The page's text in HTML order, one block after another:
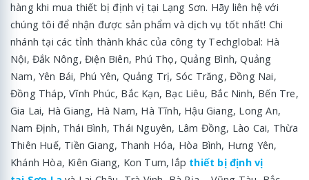
hàng khi mua thiết bị định vị tại Lạng Sơn. Hãy liên hệ với
chúng tôi để nhận được sản phẩm và dịch vụ tốt nhất! Chi
nhánh tại các tỉnh thành khác của công ty Techglobal: Hà
Nội, Đắk Nông, Điện Biên, Phú Thọ, Quảng Bình, Quảng
Nam, Yên Bái, Phú Yên, Quảng Trị, Sóc Trăng, Đồng Nai,
Đồng Tháp, Vĩnh Phúc, Bắc Kạn, Bạc Liêu, Bắc Ninh, Bến Tre,
Gia Lai, Hà Giang, Hà Nam, Hà Tĩnh, Hậu Giang, Long An,
Nam Định, Thái Bình, Thái Nguyên, Lâm Đồng, Lào Cai, Thừa
Thiên Huế, Tiền Giang, Thanh Hóa, Hòa Bình, Hưng Yên,
Khánh Hòa, Kiên Giang, Kon Tum, lắp thiết bị định vị